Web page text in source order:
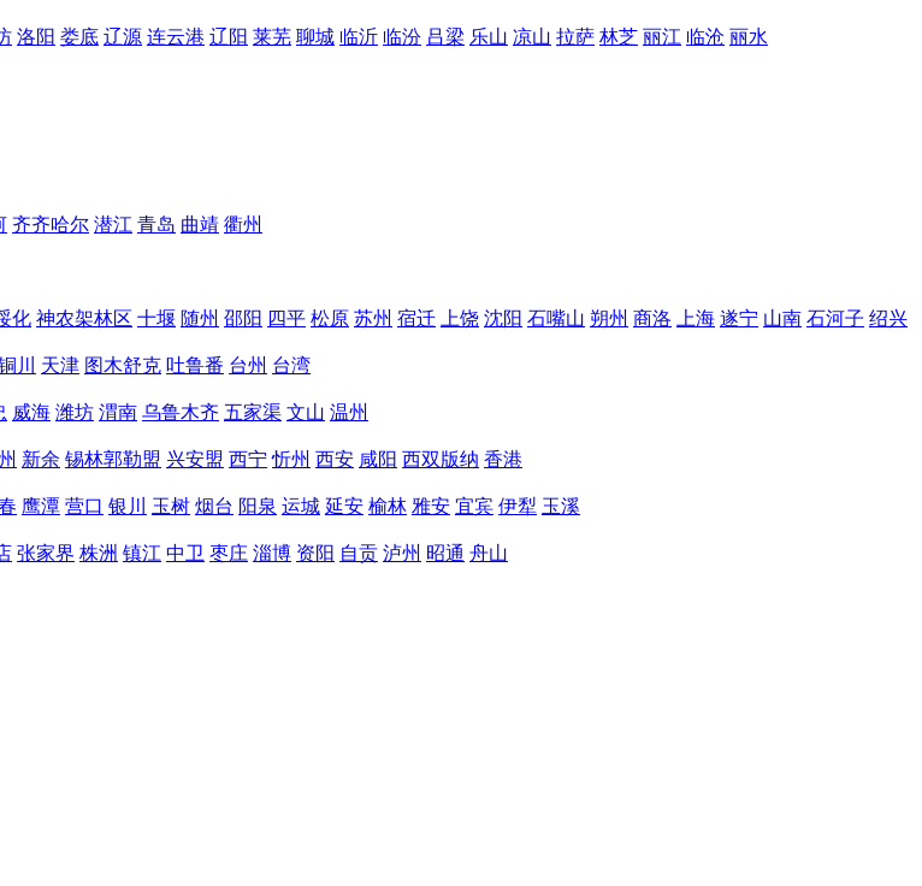
洛阳 娄底 辽源 连云港 辽阳 莱芜 聊城 临沂 临汾 吕梁 乐山 凉山 拉萨 林芝 丽江 临沧 丽水
齐齐哈尔 潜江 青岛 曲靖 衢州
化 神农架林区 十堰 随州 邵阳 四平 松原 苏州 宿迁 上饶 沈阳 石嘴山 朔州 商洛 上海 遂宁 山南 石河子 绍兴
川 天津 图木舒克 吐鲁番 台州 台湾
威海 潍坊 渭南 乌鲁木齐 五家渠 文山 温州
新余 锡林郭勒盟 兴安盟 西宁 忻州 西安 咸阳 西双版纳 香港
鹰潭 营口 银川 玉树 烟台 阳泉 运城 延安 榆林 雅安 宜宾 伊犁 玉溪
张家界 株洲 镇江 中卫 枣庄 淄博 资阳 自贡 泸州 昭通 舟山